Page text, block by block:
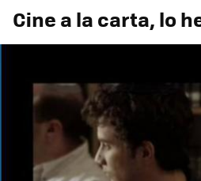
Cine a la carta, lo